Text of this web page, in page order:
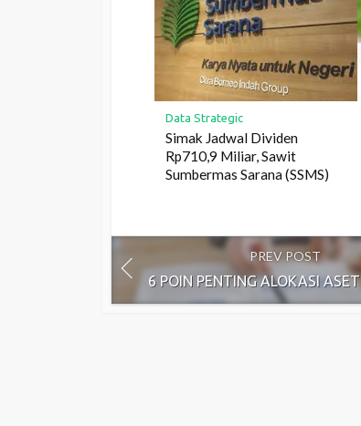
Data Strategic
Simak Jadwal Dividen
Rp710,9 Miliar, Sawit
Sumbermas Sarana (SSMS)
PREV POST
6 POIN PENTING ALOKASI ASET